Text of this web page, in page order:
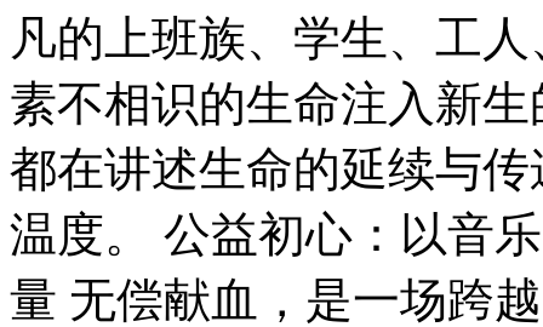
凡的上班族、学生、工
素不相识的生命注入新
都在讲述生命的延续与
温度。 公益初心：以音
量 无偿献血，是一场跨